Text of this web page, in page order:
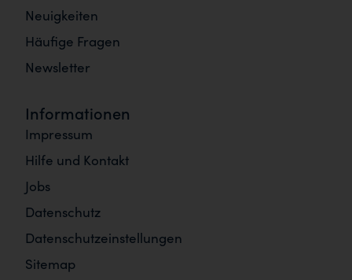
Neuigkeiten
Häufige Fragen
Newsletter
Informationen
Impressum
Hilfe und Kontakt
Jobs
Datenschutz
Datenschutzeinstellungen
Sitemap